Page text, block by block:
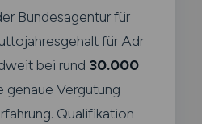
Bundesagentur für
für Adr
bei rund 30.000
genaue Vergütung
Qualifikation